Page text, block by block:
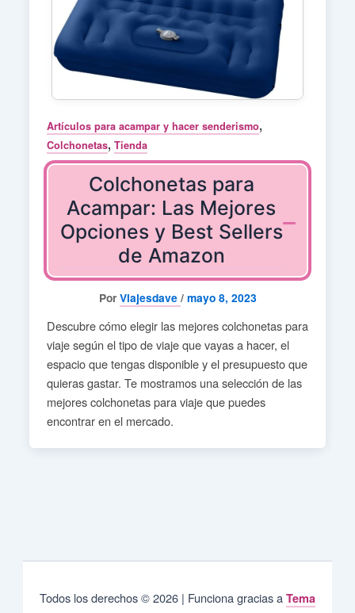
Artículos para acampar y hacer senderismo,
Colchonetas, Tienda
Colchonetas para
Acampar: Las Mejores
Opciones y Best Sellers
de Amazon
Por Viajesdave / mayo 8, 2023
Descubre cómo elegir las mejores colchonetas para
viaje según el tipo de viaje que vayas a hacer, el
espacio que tengas disponible y el presupuesto que
quieras gastar. Te mostramos una selección de las
mejores colchonetas para viaje que puedes
encontrar en el mercado.
Todos los derechos © 2026 | Funciona gracias a Tema